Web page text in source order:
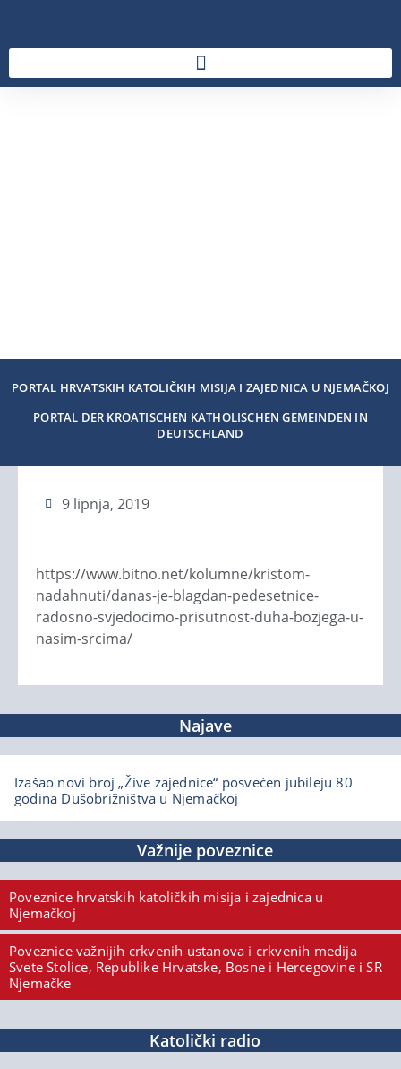
PORTAL HRVATSKIH KATOLIČKIH MISIJA I ZAJEDNICA U NJEMAČKOJ
PORTAL DER KROATISCHEN KATHOLISCHEN GEMEINDEN IN
DEUTSCHLAND
9 lipnja, 2019
https://www.bitno.net/kolumne/kristom-
nadahnuti/danas-je-blagdan-pedesetnice-
radosno-svjedocimo-prisutnost-duha-bozjega-u-
nasim-srcima/
Najave
Izašao novi broj „Žive zajednice“ posvećen jubileju 80
godina Dušobrižništva u Njemačkoj
Važnije poveznice
Poveznice hrvatskih katoličkih misija i zajednica u
Njemačkoj
Poveznice važnijih crkvenih ustanova i crkvenih medija
Svete Stolice, Republike Hrvatske, Bosne i Hercegovine i SR
Njemačke
Katolički radio